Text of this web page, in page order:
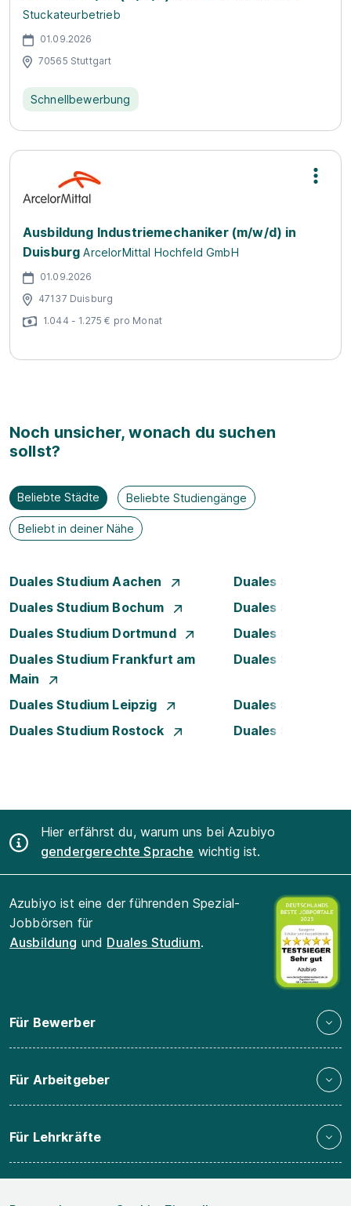
Stuckateurbetrieb
01.09.2026
70565 Stuttgart
Schnellbewerbung
Ausbildung Industriemechaniker (m/w/d) in
Duisburg ArcelorMittal Hochfeld GmbH
01.09.2026
47137 Duisburg
1.044 - 1.275 € pro Monat
Noch unsicher, wonach du suchen
sollst?
Beliebte Städte Beliebte Studiengänge
Beliebt in deiner Nähe
Duales Studium Aachen
Duales Studium
Duales Studium Bochum
Duales Studium
Duales Studium Dortmund
Duales Studium
Duales Studium Frankfurt am
Main
Duales Studium
Duales Studium Leipzig
Duales Studium
Duales Studium Rostock
Duales Studium
Hier erfährst du, warum uns bei Azubiyo
gendergerechte Sprache wichtig ist.
Azubiyo ist eine der führenden Spezial-
Jobbörsen für
Ausbildung und Duales Studium.
Für Bewerber
Für Arbeitgeber
Für Lehrkräfte